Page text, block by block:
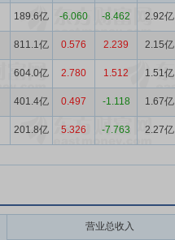
189.6亿 -6.060 -8.462 2.92亿
811.1亿 0.576 2.239 2.15亿
604.0亿 2.780 1.512 1.51亿
401.4亿 0.497 -1.118 1.67亿
201.8亿 5.326 -7.763 2.27亿
营业总收入